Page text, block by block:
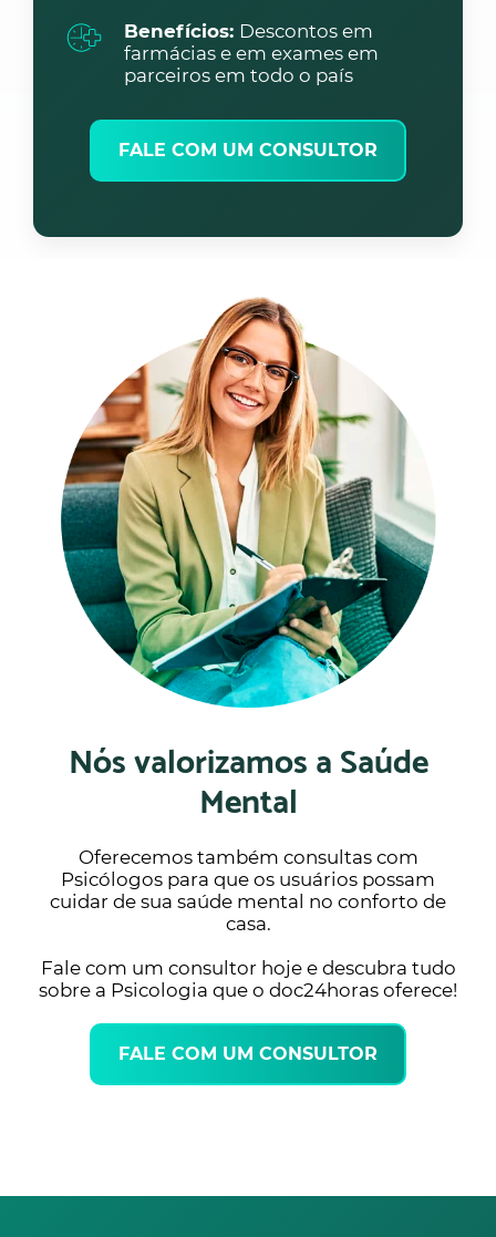
Benefícios: Descontos em
farmácias e em exames em
parceiros em todo o país
FALE COM UM CONSULTOR
Nós valorizamos a Saúde
Mental
Oferecemos também consultas com
Psicólogos para que os usuários possam
cuidar de sua saúde mental no conforto de
casa.
Fale com um consultor hoje e descubra tudo
sobre a Psicologia que o doc24horas oferece!
FALE COM UM CONSULTOR